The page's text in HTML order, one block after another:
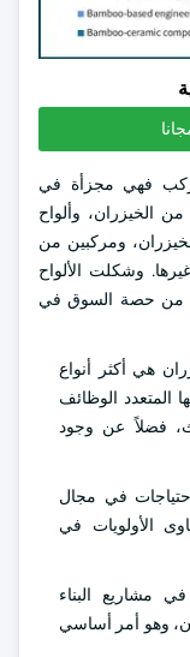
فهي مجزأة في
الخيزران، وألواح
ومركبين من
وشكلت الألواح
البامبو 28.4 في المائة من حصة السوق في
هي أكثر أنواع
المتعدد الوظائف
فضلاً عن وجود
في مجال
الأولويات في
مشاريع البناء
وهو أمر أساسي